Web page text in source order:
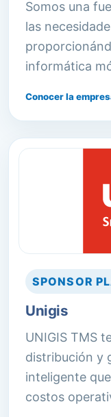
Somos una
las
informática
software
Conocer la
SPONSOR
Unigis
UNIGIS TMS
distribución y
inteligente
costos